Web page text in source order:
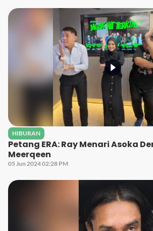
HIBURAN
Petang ERA: Ray Menari Asoka
Meerqeen
05 Jun 2024 02:28 PM